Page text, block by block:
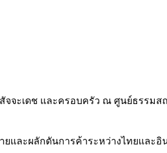
ะเดช และครอบครัว ณ ศูนย์ธรรม
ละผลักดันการค้าระหว่างไทยและ